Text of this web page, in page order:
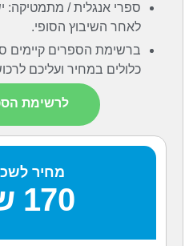
ספרי אנגלית / מתמטיקה:
לאחר השיבוץ הסופי.
ברשימת הספרים קיימים
כלולים במחיר ועליכם
לרשימת
מחיר
170 ש"ח